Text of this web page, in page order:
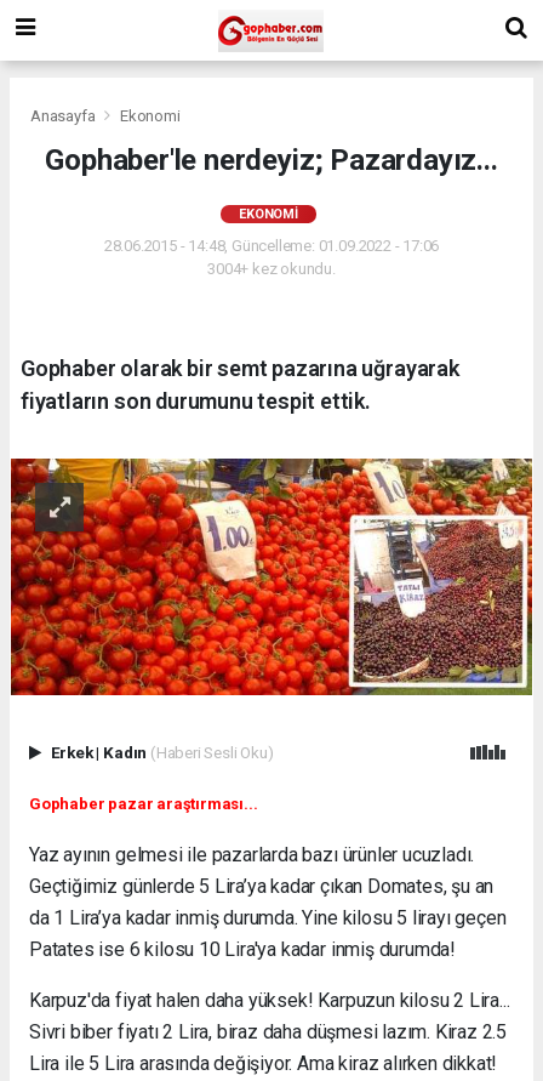
Anasayfa Ekonomi
Gophaber'le nerdeyiz; Pazardayız...
EKONOMI
28.06.2015 - 14:48, Güncelleme: 01.09.2022 - 17:06
3004+ kez okundu.
Gophaber olarak bir semt pazarına uğrayarak
fiyatların son durumunu tespit ettik.
Erkek| Kadın (Haberi Sesli Oku)
Gophaber pazar araştırması...
Yaz ayının gelmesi ile pazarlarda bazı ürünler ucuzladı.
Geçtiğimiz günlerde 5 Lira’ya kadar çıkan Domates, şu an
da 1 Lira’ya kadar inmiş durumda. Yine kilosu 5 lirayı geçen
Patates ise 6 kilosu 10 Lira'ya kadar inmiş durumda!
Karpuz'da fiyat halen daha yüksek! Karpuzun kilosu 2 Lira...
Sivri biber fiyatı 2 Lira, biraz daha düşmesi lazım. Kiraz 2.5
Lira ile 5 Lira arasında değişiyor. Ama kiraz alırken dikkat!